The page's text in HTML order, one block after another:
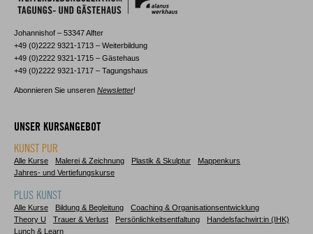
Johannishof – 53347 Alfter
+49 (0)2222 9321-1713 – Weiterbildung
+49 (0)2222 9321-1715 – Gästehaus
+49 (0)2222 9321-1717 – Tagungshaus
Abonnieren Sie unseren Newsletter!
UNSER KURSANGEBOT
KUNST PUR
Alle Kurse Malerei & Zeichnung Plastik & Skulptur
Mappenkurs
Jahres- und Vertiefungskurse
PLUS KUNST
Alle Kurse Bildung & Begleitung
Coaching & Organisationsentwicklung
Theory U
Trauer & Verlust Persönlichkeitsentfaltung
Handelsfachwirt:in (IHK)
Lunch & Learn